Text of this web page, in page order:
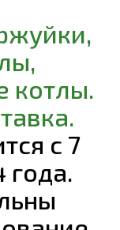
котлы.
с 7
года.